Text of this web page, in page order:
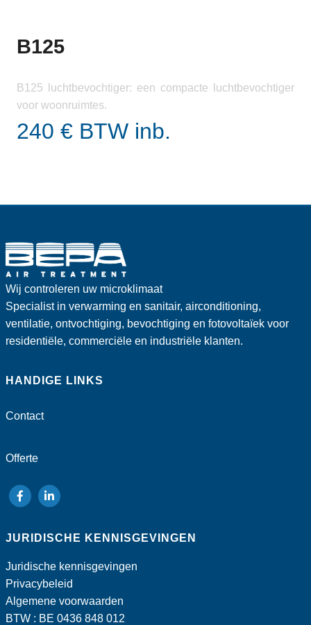
B125
B125 luchtbevochtiger: een compacte luchtbevochtiger
voor woonruimtes.
240 € BTW inb.
Wij controleren uw microklimaat
Specialist in verwarming en sanitair, airconditioning,
ventilatie, ontvochtiging, bevochtiging en fotovoltaïek voor
residentiële, commerciële en industriële klanten.
HANDIGE LINKS
Contact
Offerte
volg
op
volg
op
JURIDISCHE KENNISGEVINGEN
Juridische kennisgevingen
Privacybeleid
Algemene voorwaarden
BTW : BE 0436 848 012